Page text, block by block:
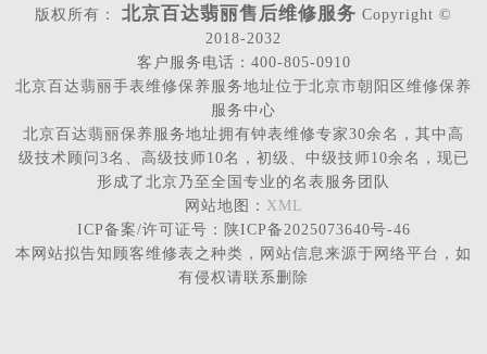
版权所有： 北京百达翡丽售后维修服务 Copyright ©
2018-2032
客户服务电话：400-805-0910
北京百达翡丽手表维修保养服务地址位于北京市朝阳区维修保养
服务中心
北京百达翡丽保养服务地址拥有钟表维修专家30余名，其中高
级技术顾问3名、高级技师10名，初级、中级技师10余名，现已
形成了北京乃至全国专业的名表服务团队
网站地图： XML
ICP备案/许可证号：陕ICP备2025073640号-46
本网站拟告知顾客维修表之种类，网站信息来源于网络平台，如
有侵权请联系删除